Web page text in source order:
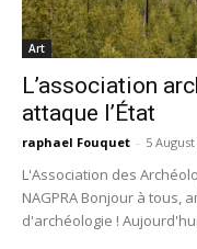
Art
L’association
attaque l’État
raphael Fouquet - 5
L'Association des
NAGPRA Bonjour à tous,
d'archéologie !